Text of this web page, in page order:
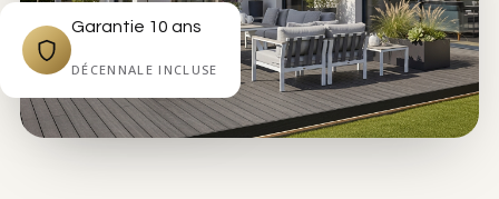
Garantie 10 ans
DÉCENNALE INCLUSE